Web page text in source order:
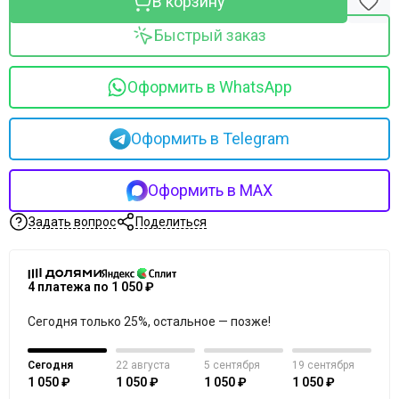
Mesopharm Professional
Neoretin Discrom Control
Ondevie
Phytomer
Reviderm
Skeyndor
Skinosophy
Skintellectual Solutions
Tegoder
Оформить в WhatsApp
Оформить в Telegram
Оформить в MAX
Быстрый заказ
Задать вопрос Поделиться
4 платежа по 1 050 ₽
Сегодня только 25%, остальное — позже!
Сегодня
1 050 ₽
22 августа
1 050 ₽
5 сентября
1 050 ₽
19 сентября
1 050 ₽